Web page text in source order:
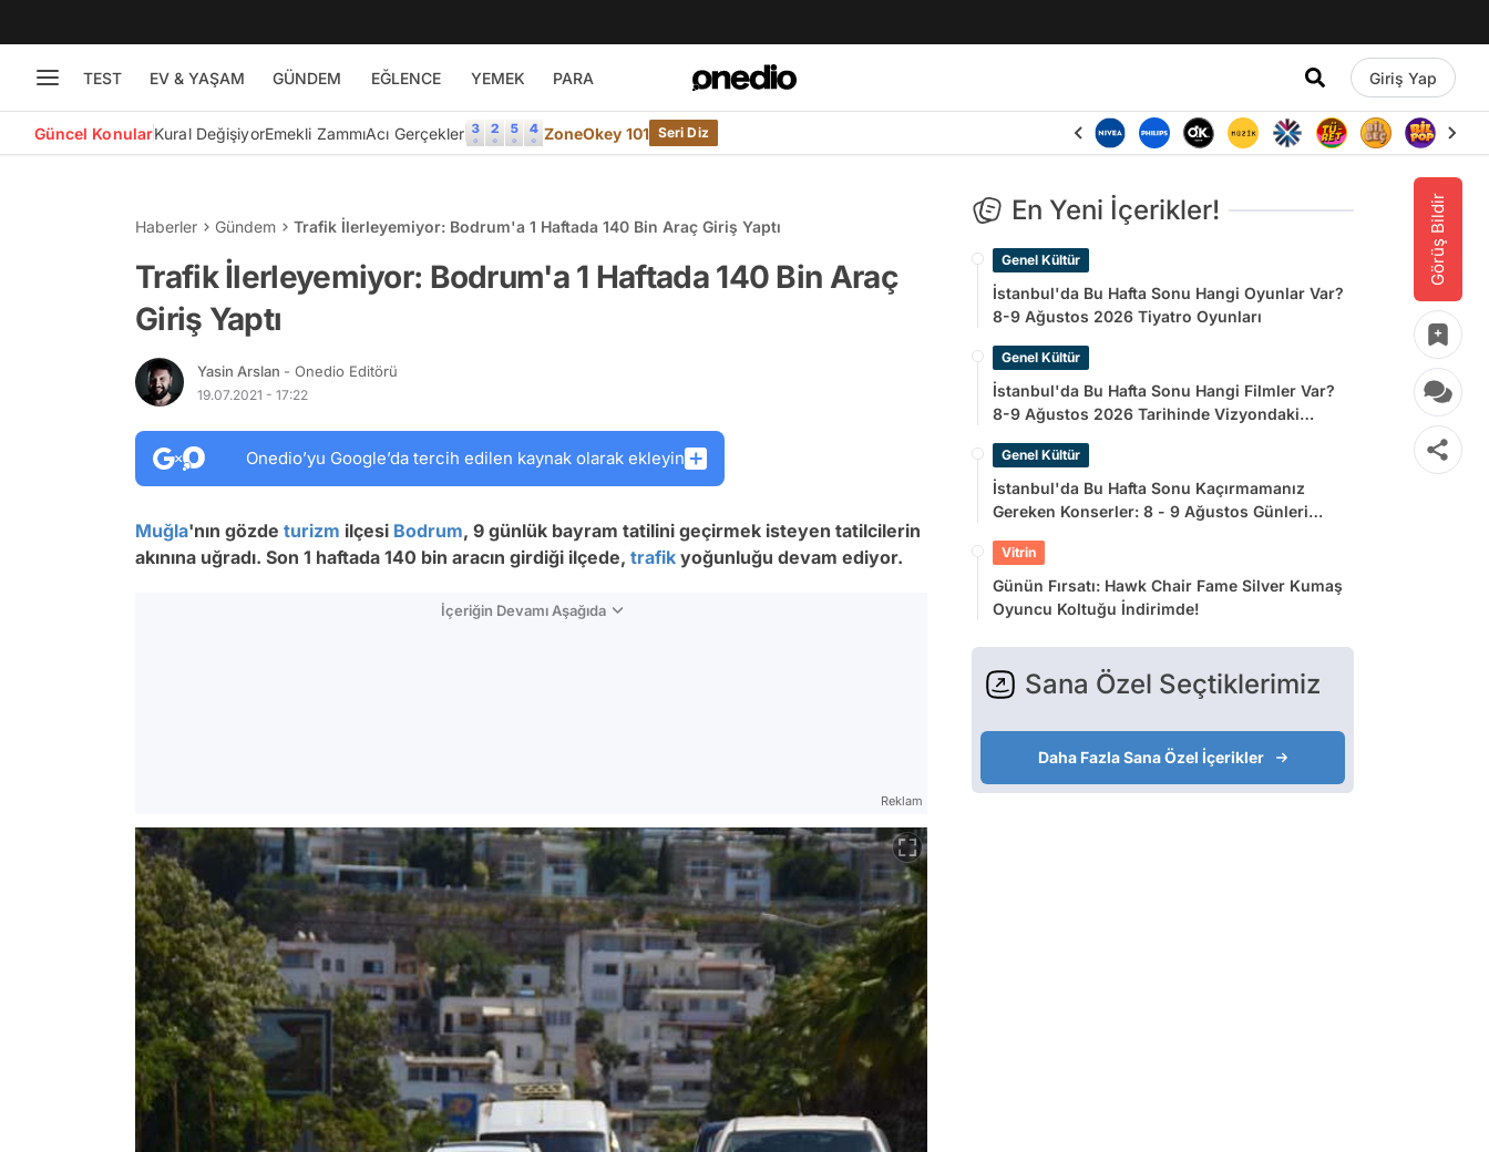
TEST EV & YAŞAM GÜNDEM EĞLENCE YEMEK PARA Giriş Yap
Güncel KonularKural DeğişiyorEmekli ZammıAcı Gerçekler ZoneOkey 101 Seri Diz
Görüş Bildir
Haberler Gündem Trafik İlerleyemiyor: Bodrum'a 1 Haftada 140 Bin Araç Giriş Yaptı
Trafik İlerleyemiyor: Bodrum'a 1 Haftada 140 Bin Araç
Giriş Yaptı
Yasin Arslan - Onedio Editörü
19.07.2021 - 17:22
Onedio’yu Google’da tercih edilen kaynak olarak ekleyin
Muğla'nın gözde turizm ilçesi Bodrum, 9 günlük bayram tatilini geçirmek isteyen tatilcilerin
akınına uğradı. Son 1 haftada 140 bin aracın girdiği ilçede, trafik yoğunluğu devam ediyor.
İçeriğin Devamı Aşağıda
Reklam
En Yeni İçerikler!
Genel Kültür
İstanbul'da Bu Hafta Sonu Hangi Oyunlar Var?
8-9 Ağustos 2026 Tiyatro Oyunları
Genel Kültür
İstanbul'da Bu Hafta Sonu Hangi Filmler Var?
8-9 Ağustos 2026 Tarihinde Vizyondaki
Genel Kültür
İstanbul'da Bu Hafta Sonu Kaçırmamanız
Gereken Konserler: 8 - 9 Ağustos Günleri
Vitrin
Günün Fırsatı: Hawk Chair Fame Silver Kumaş
Oyuncu Koltuğu İndirimde!
Sana Özel Seçtiklerimiz
Daha Fazla Sana Özel İçerikler